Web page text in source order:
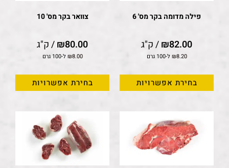
פילה מדומה בקר מס' 6
₪82.00 / ק"ג
₪8.20 ל-100 גרם
בחירת אפשרויות
צוואר בקר מס' 10
₪80.00 / ק"ג
₪8.00 ל-100 גרם
בחירת אפשרויות